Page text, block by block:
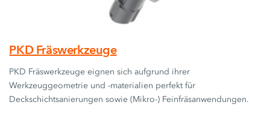
PKD Fräswerkzeuge
PKD Fräswerkzeuge eignen sich aufgrund ihrer
Werkzeuggeometrie und -materialien perfekt für
Deckschichtsanierungen sowie (Mikro-) Feinfräsanwendungen.